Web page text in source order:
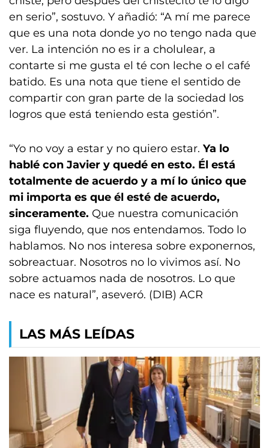
en serio”, sostuvo. Y añadió: “A mí me parece
que es una nota donde yo no tengo nada que
ver. La intención no es ir a cholulear, a
contarte si me gusta el té con leche o el café
batido. Es una nota que tiene el sentido de
compartir con gran parte de la sociedad los
logros que está teniendo esta gestión”.
“Yo no voy a estar y no quiero estar. Ya lo
hablé con Javier y quedé en esto. Él está
totalmente de acuerdo y a mí lo único que
mi importa es que él esté de acuerdo,
sinceramente. Que nuestra comunicación
siga fluyendo, que nos entendamos. Todo lo
hablamos. No nos interesa sobre exponernos,
sobreactuar. Nosotros no lo vivimos así. No
sobre actuamos nada de nosotros. Lo que
nace es natural”, aseveró. (DIB) ACR
LAS MÁS LEÍDAS